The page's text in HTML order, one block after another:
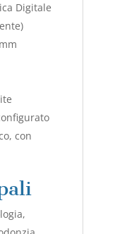
Digitale
con